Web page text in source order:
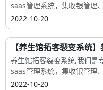
saas管理系统，集收银管理
2022-10-20
【养生馆拓客裂变系统
养生馆拓客裂变系统,我们是
saas管理系统，集收银管理
2022-10-20